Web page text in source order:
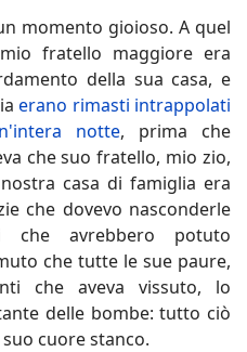
momento gioioso. A quel
fratello maggiore era
della sua casa, e
erano rimasti intrappolati
notte, prima che
che suo fratello, mio zio,
casa di famiglia era
che dovevo nasconderle
avrebbero potuto
che tutte le sue paure,
che aveva vissuto, lo
delle bombe: tutto ciò
cuore stanco.